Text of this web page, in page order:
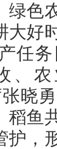
绿色
大好
任
、
晓
稻鱼
护，